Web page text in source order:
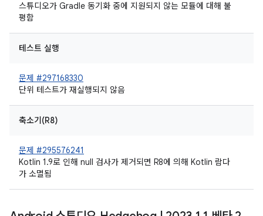
스튜디오가 Gradle 동기화 중에 지원되지 않는 모듈에 대해 불
평함
테스트 실행
문제 #297168330
단위 테스트가 재실행되지 않음
축소기(R8)
문제 #295576241
Kotlin 1.9로 인해 null 검사가 제거되면 R8에 의해 Kotlin 람다
가 소멸됨